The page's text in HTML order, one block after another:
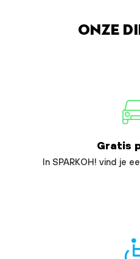
Onze
Gratis
In SPARKOH! vind je